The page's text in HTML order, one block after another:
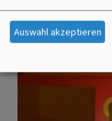
Auswahl akzeptieren